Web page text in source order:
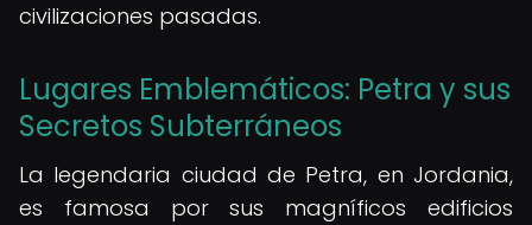
civilizaciones pasadas.
Lugares Emblemáticos: Petra y sus
Secretos Subterráneos
La legendaria ciudad de Petra, en Jordania,
es famosa por sus magníficos edificios